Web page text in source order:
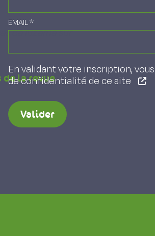
de luzerne sur
la revue
EMAIL*
En validant votre inscription,
de confidentialité de ce site
Valider